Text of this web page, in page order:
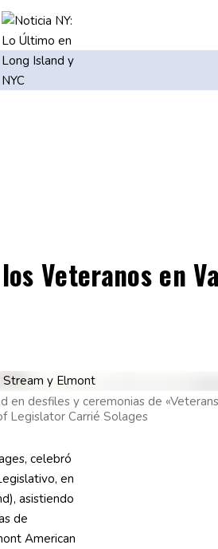
Veteranos en
en desfiles y ceremonias de
Legislator Carrié Solages
celebró
en
asistiendo
de
American